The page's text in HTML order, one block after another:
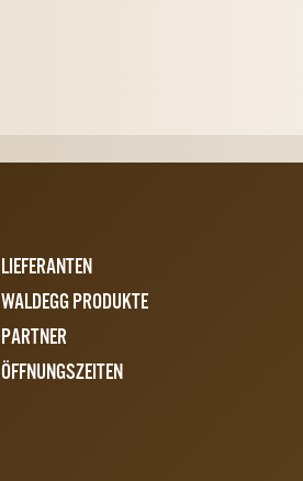
NAVIGATION
ÜBERSPRINGEN
LIEFERANTEN
WALDEGG PRODUKTE
PARTNER
ÖFFNUNGSZEITEN